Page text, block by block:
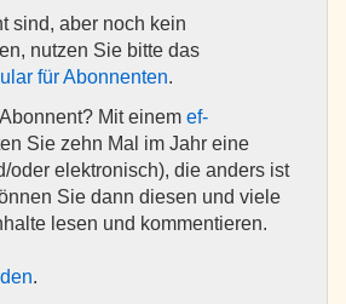
sind, aber noch kein
nutzen Sie bitte das
für Abonnenten.
Mit einem ef-
Sie zehn Mal im Jahr eine
oder elektronisch), die anders ist
Sie dann diesen und viele
lesen und kommentieren.
.